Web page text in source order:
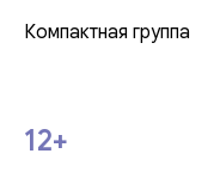
Компактная группа
12+